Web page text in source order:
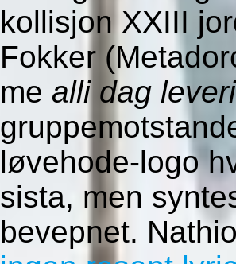
kollisjon XXIII
Fokker
me alli dag
løvehode-logo
sista, men
bevepnet.